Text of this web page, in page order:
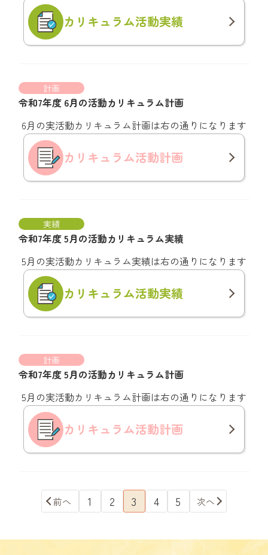
カリキュラム活動実績
計画
令和7年度 6月の活動カリキュラム計画
6月の実活動カリキュラム計画は右の通りになります
カリキュラム活動計画
実績
令和7年度 5月の活動カリキュラム実績
5月の実活動カリキュラム実績は右の通りになります
カリキュラム活動実績
計画
令和7年度 5月の活動カリキュラム計画
5月の実活動カリキュラム計画は右の通りになります
カリキュラム活動計画
前へ 1 2 3 4 5 次へ